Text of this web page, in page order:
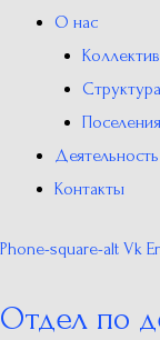
О нас
Коллектив
Деятельность
Контакты
Phone-square-alt Vk
Отдел по